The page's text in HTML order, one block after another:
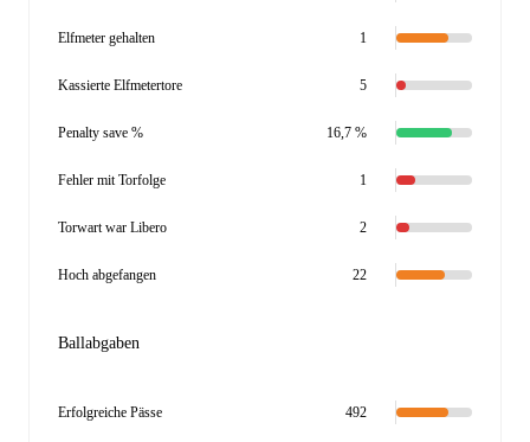
Elfmeter gehalten 1
Kassierte Elfmetertore 5
Penalty save % 16,7 %
Fehler mit Torfolge 1
Torwart war Libero 2
Hoch abgefangen 22
Ballabgaben
Erfolgreiche Pässe 492